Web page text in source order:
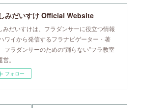
みだいすけ Official Website
みだいすけは、フラダンサーに役立つ情報
ワイから発信するフラナビゲーター・著
フラダンサーのための“踊らない”フラ教室
。
フォロー